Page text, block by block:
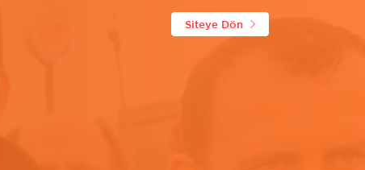
Siteye Dön